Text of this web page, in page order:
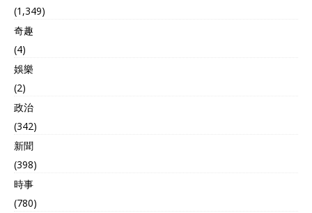
(1,349)
奇趣
(4)
娛樂
(2)
政治
(342)
新聞
(398)
時事
(780)